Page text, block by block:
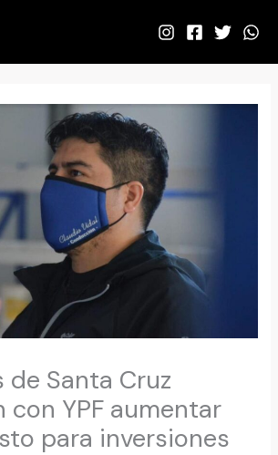
de Santa Cruz
con YPF aumentar
para inversiones